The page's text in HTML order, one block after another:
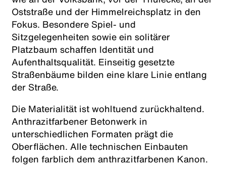
Oststraße und der Himmelreichsplatz in den
Fokus. Besondere Spiel- und
Sitzgelegenheiten sowie ein solitärer
Platzbaum schaffen Identität und
Aufenthaltsqualität. Einseitig gesetzte
Straßenbäume bilden eine klare Linie entlang
der Straße.
Die Materialität ist wohltuend zurückhaltend.
Anthrazitfarbener Betonwerk in
unterschiedlichen Formaten prägt die
Oberflächen. Alle technischen Einbauten
folgen farblich dem anthrazitfarbenen Kanon.